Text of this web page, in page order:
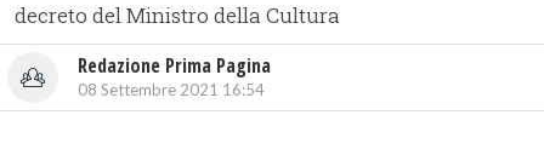
decreto del Ministro della Cultura
Redazione Prima Pagina
08 Settembre 2021 16:54